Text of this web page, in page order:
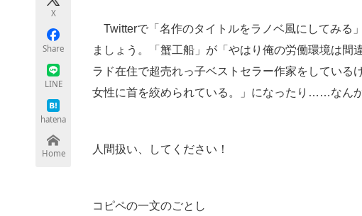
X
Share
LINE
hatena
Home
Twitterで「名作のタイトルをラノベ風にしてみる
ましょう。「蟹工船」が「やはり俺の労働環境は間
ラド在住で超売れっ子ベストセラー作家をしている
女性に首を絞められている。」になったり……なん
人間扱い、してください！
コピペの一文のごとし